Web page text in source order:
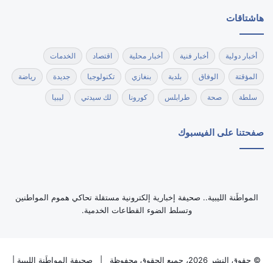
هاشتاقات
أخبار دولية أخبار فنية أخبار محلية اقتصاد الخدمات
المؤقتة الوفاق بلدية بنغازي تكنولوجيا جديدة رياضة
سلطة صحة طرابلس كورونا لك سيدتي ليبيا
صفحتنا على الفيسبوك
‏المواطَنة الليبية.. صحيفة إخبارية إلكترونية مستقلة تحاكي هموم المواطنين
وتسلط الضوء القطاعات الخدمية.
© حقوق النشر 2026، جميع الحقوق محفوظة | صحيفة المواطَنة الليبية